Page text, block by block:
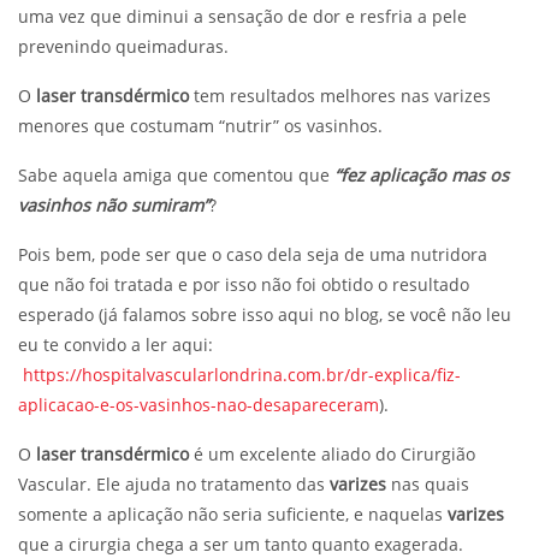
uma vez que diminui a sensação de dor e resfria a pele
prevenindo queimaduras.
O laser transdérmicotem resultados melhores nas varizes
menores que costumam “nutrir” os vasinhos.
Sabe aquela amiga que comentou que “fez aplicação mas os
vasinhos não sumiram”?
Pois bem, pode ser que o caso dela seja de uma nutridora
que não foi tratada e por isso não foi obtido o resultado
esperado (já falamos sobre isso aqui no blog, se você não leu
eu te convido a ler aqui:
https://hospitalvascularlondrina.com.br/dr-explica/fiz-
aplicacao-e-os-vasinhos-nao-desapareceram).
O laser transdérmicoé um excelente aliado do Cirurgião
Vascular. Ele ajuda no tratamento das varizes nas quais
somente a aplicação não seria suficiente, e naquelas varizes
que a cirurgia chega a ser um tanto quanto exagerada.